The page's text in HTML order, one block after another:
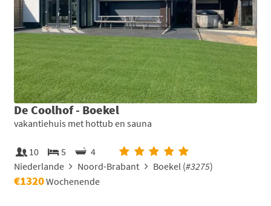
De Coolhof - Boekel
vakantiehuis met hottub en sauna
10 5
4
Niederlande
Noord-Brabant Boekel (#3275)
€1320Wochenende